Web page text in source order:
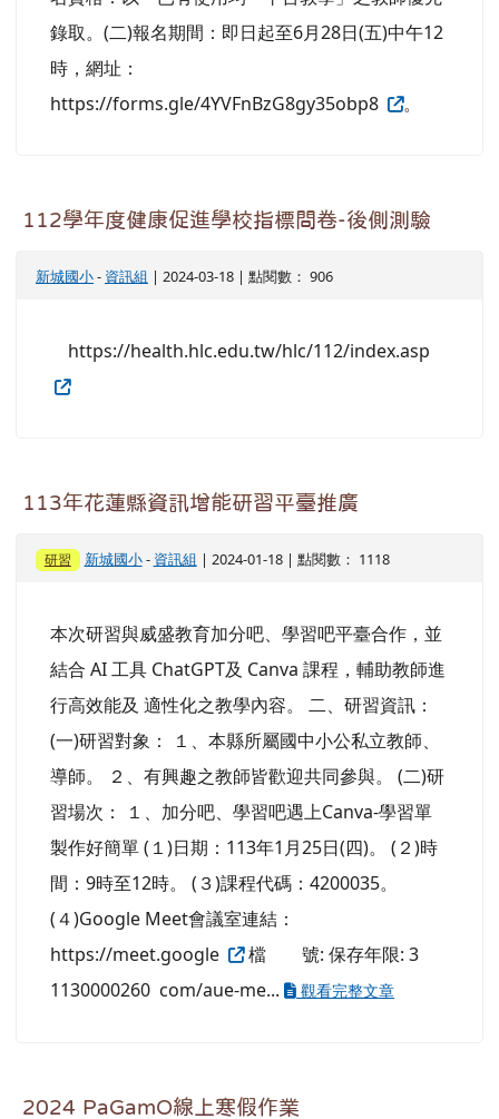
錄取。(二)報名期間：即日起至6月28日(五)中午12
時，網址：
https://forms.gle/4YVFnBzG8gy35obp8
。
112學年度健康促進學校指標問卷-後側測驗
新城國小- 資訊組 | 2024-03-18 | 點閱數： 906
https://health.hlc.edu.tw/hlc/112/index.asp
113年花蓮縣資訊增能研習平臺推廣
研習 新城國小- 資訊組 | 2024-01-18 | 點閱數： 1118
本次研習與威盛教育加分吧、學習吧平臺合作，並
結合 AI 工具 ChatGPT及 Canva 課程，輔助教師進
行高效能及 適性化之教學內容。 二、研習資訊：
(一)研習對象： １、本縣所屬國中小公私立教師、
導師。 ２、有興趣之教師皆歡迎共同參與。 (二)研
習場次： １、加分吧、學習吧遇上Canva-學習單
製作好簡單 (１)日期：113年1月25日(四)。 (２)時
間：9時至12時。 (３)課程代碼：4200035。
(４)Google Meet會議室連結：
https://meet.google
檔 號: 保存年限: 3
1130000260 com/aue-me...
觀看完整文章
2024 PaGamO線上寒假作業